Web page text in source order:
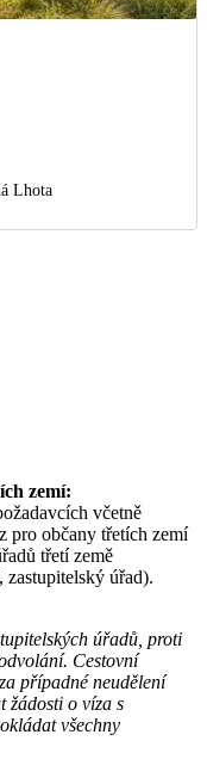
Lhota
zemí:
včetně
pro občany třetích zemí
třetí země
zastupitelský úřad).
úřadů, proti
Cestovní
případné neudělení
žádosti o víza s
všechny